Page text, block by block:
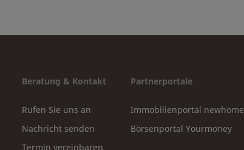
Beratung & Kontakt
Rufen Sie uns an
Nachricht senden
Termin vereinbaren
Partnerportale
Immobilienportal newhome
Börsenportal Yourmoney